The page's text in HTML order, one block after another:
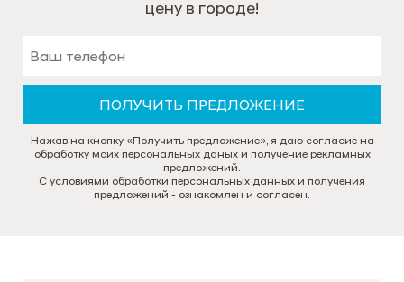
цену в городе!
ПОЛУЧИТЬ ПРЕДЛОЖЕНИЕ
Нажав на кнопку «Получить предложение», я даю согласие на
обработку моих персональных даных и получение рекламных
предложений.
С условиями обработки персональных данных и получения
предложений - ознакомлен и согласен.